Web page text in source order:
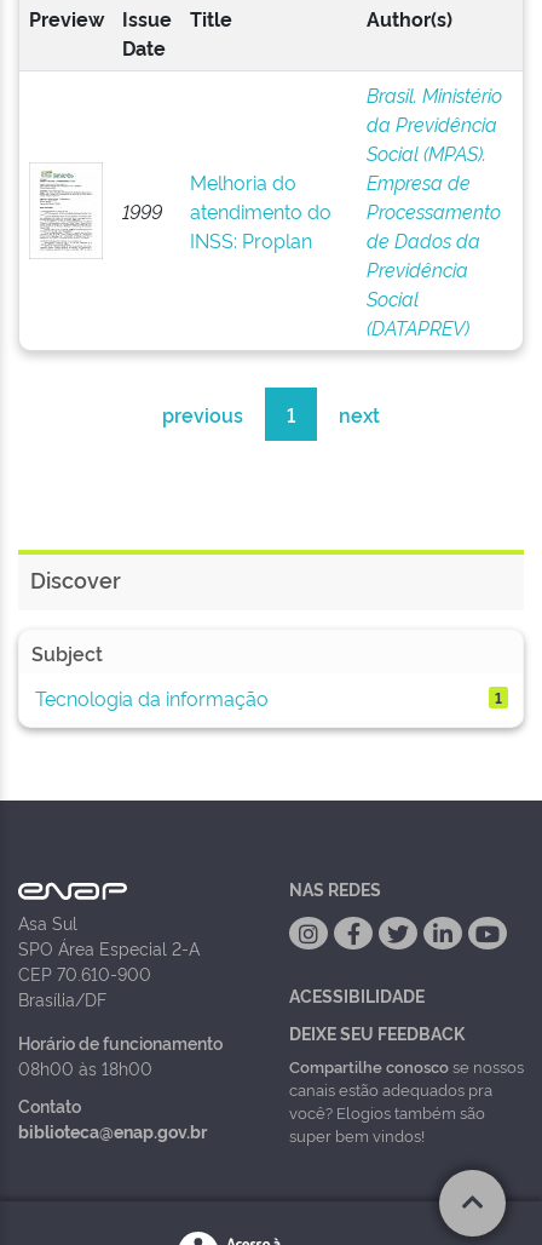
Preview
Issue
Date
Title Author(s)
1999
Melhoria do
atendimento do
INSS: Proplan
Brasil. Ministério
da Previdência
Social (MPAS).
Empresa de
Processamento
de Dados da
Previdência
Social
(DATAPREV)
previous 1 next
Discover
Subject
Tecnologia da informação
1
Asa Sul
SPO Área Especial 2-A
CEP 70.610-900
Brasília/DF
Horário de funcionamento
08h00 às 18h00
Contato
biblioteca@enap.gov.br
NAS REDES
ACESSIBILIDADE
DEIXE SEU FEEDBACK
Compartilhe conoscose nossos
canais estão adequados pra
você? Elogios também são
super bem vindos!